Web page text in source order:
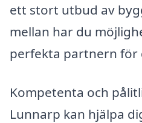
ett stort utbud av
mellan har du
perfekta partnern för
Kompetenta och
Lunnarp kan hjälpa